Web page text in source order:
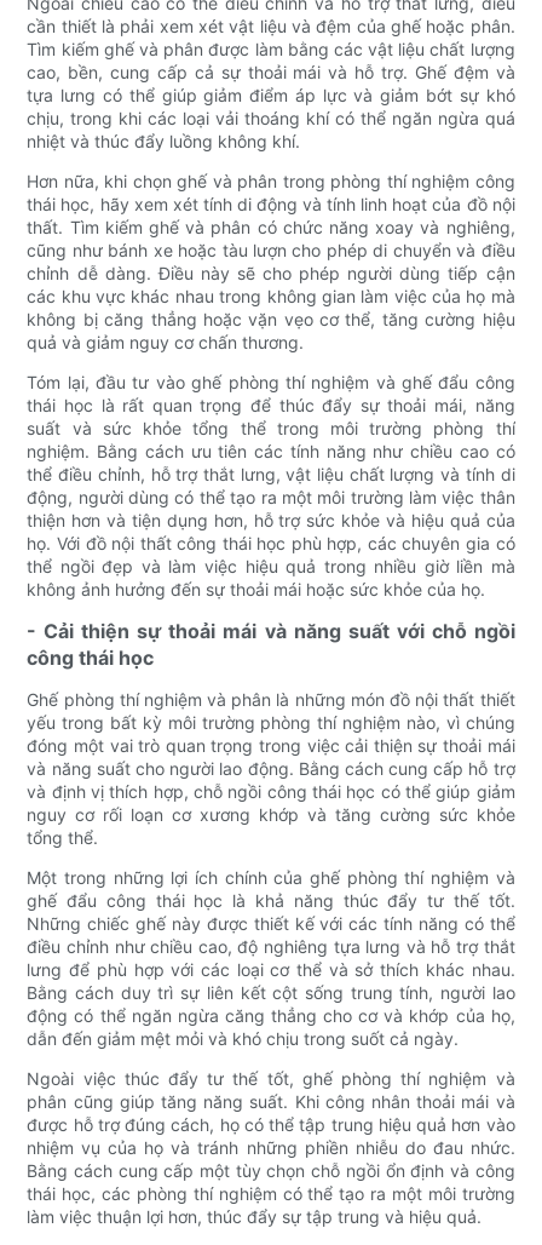
cần thiết là phải xem xét vật liệu và đệm của ghế hoặc phân.
Tìm kiếm ghế và phân được làm bằng các vật liệu chất lượng
cao, bền, cung cấp cả sự thoải mái và hỗ trợ. Ghế đệm và
tựa lưng có thể giúp giảm điểm áp lực và giảm bớt sự khó
chịu, trong khi các loại vải thoáng khí có thể ngăn ngừa quá
nhiệt và thúc đẩy luồng không khí.
Hơn nữa, khi chọn ghế và phân trong phòng thí nghiệm công
thái học, hãy xem xét tính di động và tính linh hoạt của đồ nội
thất. Tìm kiếm ghế và phân có chức năng xoay và nghiêng,
cũng như bánh xe hoặc tàu lượn cho phép di chuyển và điều
chỉnh dễ dàng. Điều này sẽ cho phép người dùng tiếp cận
các khu vực khác nhau trong không gian làm việc của họ mà
không bị căng thẳng hoặc vặn vẹo cơ thể, tăng cường hiệu
quả và giảm nguy cơ chấn thương.
Tóm lại, đầu tư vào ghế phòng thí nghiệm và ghế đẩu công
thái học là rất quan trọng để thúc đẩy sự thoải mái, năng
suất và sức khỏe tổng thể trong môi trường phòng thí
nghiệm. Bằng cách ưu tiên các tính năng như chiều cao có
thể điều chỉnh, hỗ trợ thắt lưng, vật liệu chất lượng và tính di
động, người dùng có thể tạo ra một môi trường làm việc thân
thiện hơn và tiện dụng hơn, hỗ trợ sức khỏe và hiệu quả của
họ. Với đồ nội thất công thái học phù hợp, các chuyên gia có
thể ngồi đẹp và làm việc hiệu quả trong nhiều giờ liền mà
không ảnh hưởng đến sự thoải mái hoặc sức khỏe của họ.
- Cải thiện sự thoải mái và năng suất với chỗ ngồi
công thái học
Ghế phòng thí nghiệm và phân là những món đồ nội thất thiết
yếu trong bất kỳ môi trường phòng thí nghiệm nào, vì chúng
đóng một vai trò quan trọng trong việc cải thiện sự thoải mái
và năng suất cho người lao động. Bằng cách cung cấp hỗ trợ
và định vị thích hợp, chỗ ngồi công thái học có thể giúp giảm
nguy cơ rối loạn cơ xương khớp và tăng cường sức khỏe
tổng thể.
Một trong những lợi ích chính của ghế phòng thí nghiệm và
ghế đẩu công thái học là khả năng thúc đẩy tư thế tốt.
Những chiếc ghế này được thiết kế với các tính năng có thể
điều chỉnh như chiều cao, độ nghiêng tựa lưng và hỗ trợ thắt
lưng để phù hợp với các loại cơ thể và sở thích khác nhau.
Bằng cách duy trì sự liên kết cột sống trung tính, người lao
động có thể ngăn ngừa căng thẳng cho cơ và khớp của họ,
dẫn đến giảm mệt mỏi và khó chịu trong suốt cả ngày.
Ngoài việc thúc đẩy tư thế tốt, ghế phòng thí nghiệm và
phân cũng giúp tăng năng suất. Khi công nhân thoải mái và
được hỗ trợ đúng cách, họ có thể tập trung hiệu quả hơn vào
nhiệm vụ của họ và tránh những phiền nhiễu do đau nhức.
Bằng cách cung cấp một tùy chọn chỗ ngồi ổn định và công
thái học, các phòng thí nghiệm có thể tạo ra một môi trường
làm việc thuận lợi hơn, thúc đẩy sự tập trung và hiệu quả.